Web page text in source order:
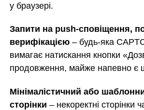
у браузері.
Запити на push-сповіщення,
верифікацією – будь-яка
вимагає натискання кнопки
продовження, майже напевно є
Мінімалістичний або
сторінки – некоректні сторінки